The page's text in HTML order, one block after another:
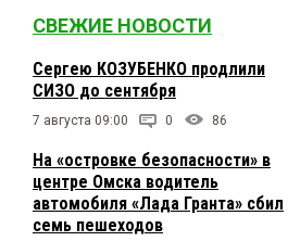
СВЕЖИЕ НОВОСТИ
Сергею КОЗУБЕНКО продлили
СИЗО до сентября
7 августа 09:00 0 86
На «островке безопасности» в
центре Омска водитель
автомобиля «Лада Гранта» сбил
семь пешеходов